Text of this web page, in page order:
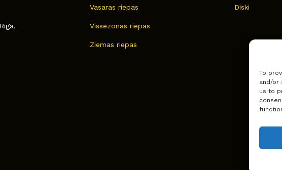
To
and/or
us to
Vasaras riepas
Vissezonas riepas
Ziemas riepas
Diski